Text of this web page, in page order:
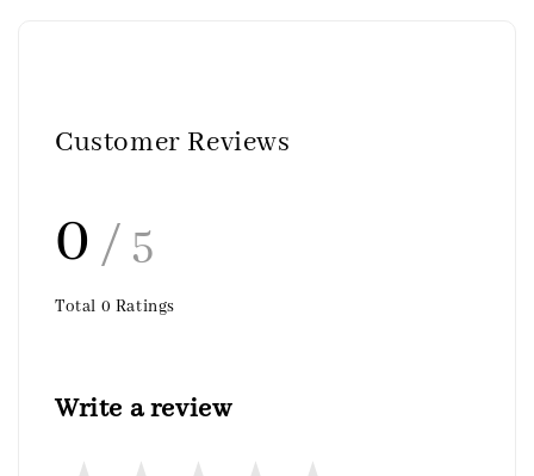
Customer Reviews
0 / 5
Total 0 Ratings
Write a review